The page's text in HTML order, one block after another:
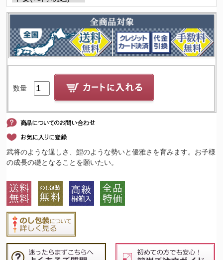
数量
武将のような逞しさ、鯉のような勢いと優雅さを育みます。お子様
の成長の礎となることを願いたい。